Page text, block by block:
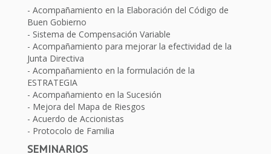
Acompañamiento en la Elaboración del Código de
Buen Gobierno
Sistema de Compensación Variable
Acompañamiento para mejorar la efectividad de la
Junta Directiva
Acompañamiento en la formulación de la
ESTRATEGIA
Acompañamiento en la Sucesión
Mejora del Mapa de Riesgos
Acuerdo de Accionistas
Protocolo de Familia
SEMINARIOS